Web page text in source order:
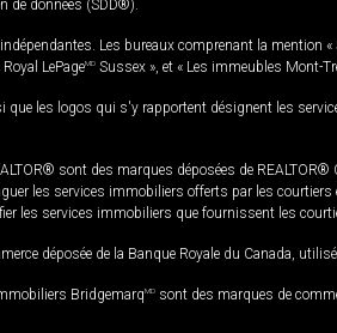
de données (SDD®).
Les bureaux comprenant la mention «
LePageMD Sussex », et « Les immeubles Mont-
les logos qui s'y rapportent désignent les
sont des marques déposées de
les services immobiliers offerts par les
les services immobiliers que fournissent les
déposée de la Banque Royale du Canada,
BridgemarqMD sont des marques de